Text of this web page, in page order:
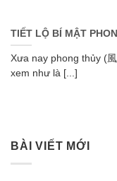
TIẾT LỘ BÍ MẬT
Xưa nay phong thủy (
xem như là [...]
BÀI VIẾT MỚI